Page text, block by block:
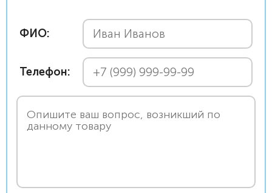
ФИО:
Телефон: